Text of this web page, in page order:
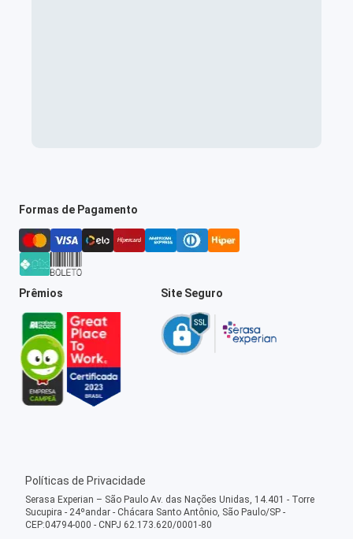
Formas de Pagamento
Prêmios Site Seguro
Políticas de Privacidade
Serasa Experian – São Paulo Av. das Nações Unidas, 14.401 - Torre
Sucupira - 24ºandar - Chácara Santo Antônio, São Paulo/SP -
CEP:04794-000 - CNPJ 62.173.620/0001-80